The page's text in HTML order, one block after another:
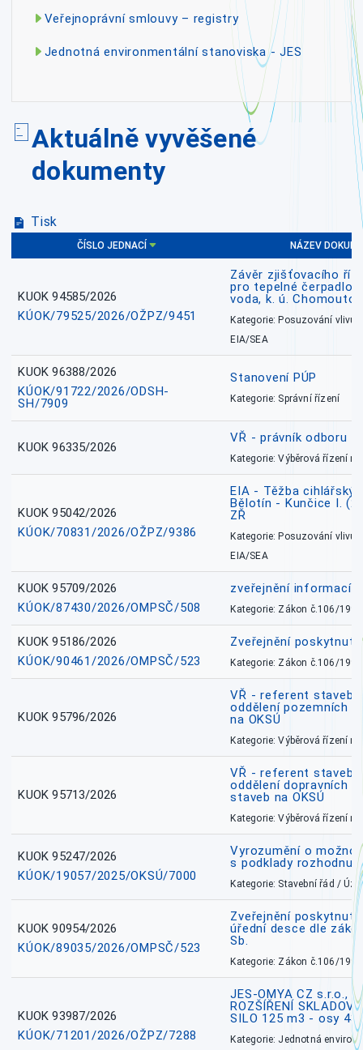
Veřejnoprávní smlouvy – registry
Jednotná environmentální stanoviska - JES
Aktuálně vyvěšené
dokumenty
Tisk
ČÍSLO JEDNACÍ NÁZEV
KUOK 94585/2026
KÚOK/79525/2026/OŽPZ/9451
Závěr zjišťovacího
pro tepelné čerpadlo
voda, k. ú. Chomoutov
Kategorie: Posuzování vlivů
EIA/SEA
KUOK 96388/2026
KÚOK/91722/2026/ODSH-
SH/7909
Stanovení PÚP
Kategorie: Správní řízení
KUOK 96335/2026
VŘ - právník odboru
Kategorie: Výběrová řízení
KUOK 95042/2026
KÚOK/70831/2026/OŽPZ/9386
EIA - Těžba
Bělotín - Kunčice I.
ZŘ
Kategorie: Posuzování vlivů
EIA/SEA
KUOK 95709/2026
KÚOK/87430/2026/OMPSČ/508
zveřejnění informací
Kategorie: Zákon č.106/1999
KUOK 95186/2026
KÚOK/90461/2026/OMPSČ/523
Zveřejnění
Kategorie: Zákon č.106/1999
KUOK 95796/2026
VŘ - referent
oddělení pozemních
na OKSÚ
Kategorie: Výběrová řízení
KUOK 95713/2026
VŘ - referent
oddělení dopravních
staveb na OKSÚ
Kategorie: Výběrová řízení
KUOK 95247/2026
KÚOK/19057/2025/OKSÚ/7000
Vyrozumění o
s podklady rozhodnutí
Kategorie: Stavební řád /
KUOK 90954/2026
KÚOK/89035/2026/OMPSČ/523
Zveřejnění
úřední desce dle
Sb.
Kategorie: Zákon č.106/1999
KUOK 93987/2026
KÚOK/71201/2026/OŽPZ/7288
JES-OMYA CZ s.r.o.,
ROZŠÍŘENÍ
SILO 125 m3 - osy
Kategorie: Jednotná